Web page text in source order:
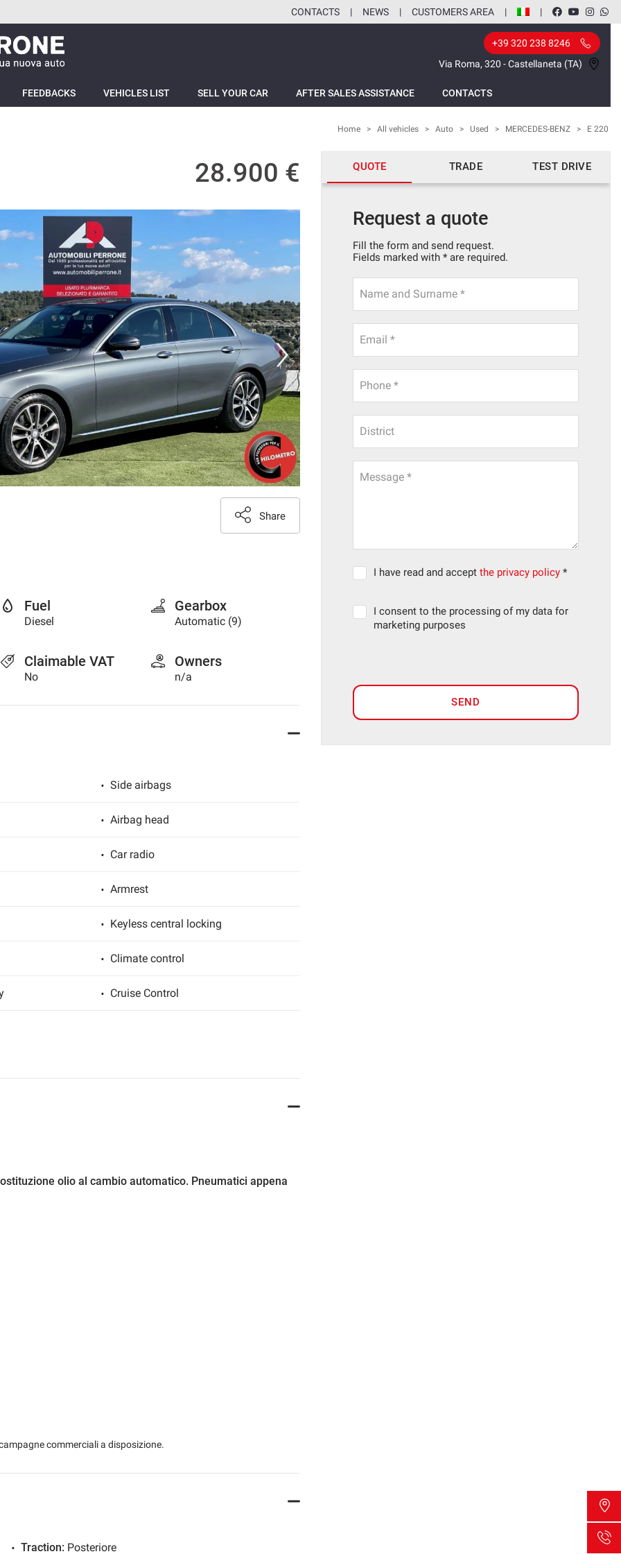
CONTACTS NEWS CUSTOMERS AREA
+39 320 238 8246
Via Roma, 320 - Castellaneta (TA)
FEEDBACKS VEHICLES LIST SELL YOUR CAR AFTER SALES ASSISTANCE CONTACTS
Home > All vehicles > Auto > Used > MERCEDES-BENZ > E 220
28.900 €
Share
Fuel
Diesel
Gearbox
Automatic (9)
Claimable VAT
No
Owners
n/a
Side airbags
Airbag head
Car radio
Armrest
Keyless central locking
Climate control
Cruise Control
olio al cambio automatico. Pneumatici appena
commerciali a disposizione.
Traction: Posteriore
QUOTE TRADE TEST DRIVE
Request a quote
Fill the form and send request.
Fields marked with * are required.
Name and Surname *
Email *
Phone *
District
Message *
I have read and acceptthe privacy policy *
I consent to the processing of my data for
marketing purposes
SEND